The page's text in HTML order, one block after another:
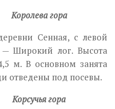
Королева гора
Сенная, с левой
— Широкий лог. Высота
м. В основном занята
отведены под посевы.
гора